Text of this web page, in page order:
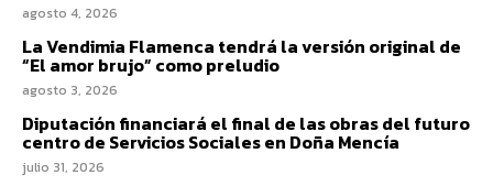
agosto 4, 2026
La Vendimia Flamenca tendrá la versión original de
“El amor brujo” como preludio
agosto 3, 2026
Diputación financiará el final de las obras del futuro
centro de Servicios Sociales en Doña Mencía
julio 31, 2026